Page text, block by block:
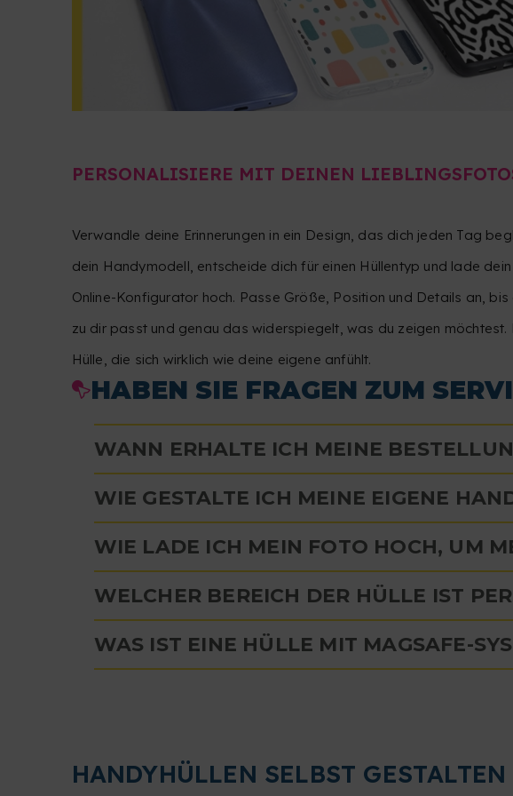
PERSONALISIERE MIT DEINEN
Verwandle deine Erinnerungen in ein Design, das dich jeden Tag
dein Handymodell, entscheide dich für einen Hüllentyp und lade
Online-Konfigurator hoch. Passe Größe, Position und Details an,
zu dir passt und genau das widerspiegelt, was du zeigen möchtest.
Hülle, die sich wirklich wie deine eigene anfühlt.
HABEN SIE FRAGEN ZUM
WANN ERHALTE ICH MEINE
WIE GESTALTE ICH MEINE EIGENE
WIE LADE ICH MEIN FOTO HOCH, UM
WELCHER BEREICH DER HÜLLE IST
WAS IST EINE HÜLLE MIT MAGSAFE-
HANDYHÜLLEN SELBST